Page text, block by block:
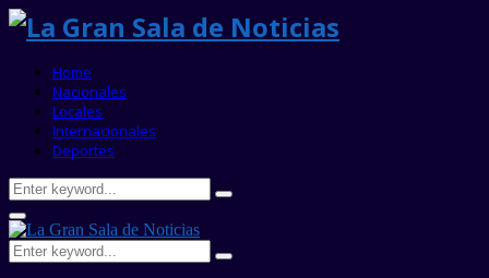
Home
Nacionales
Locales
Internacionales
Deportes
Search
for:
Search
Primary
Menu
Search
for:
Search